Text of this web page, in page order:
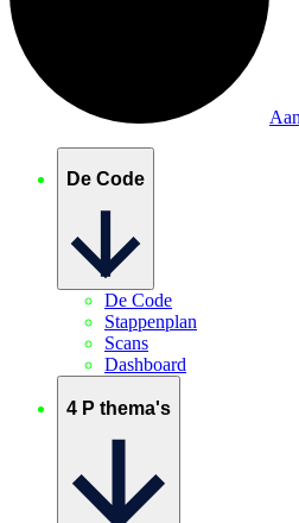
De Code
De Code
Stappenplan
Scans
Dashboard
4 P thema's